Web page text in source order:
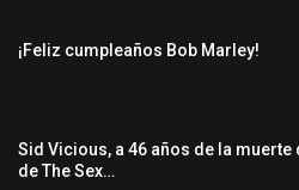
¡Feliz cumpleaños Bob Marley!
Sid Vicious, a 46 años de la muerte
de The Sex…